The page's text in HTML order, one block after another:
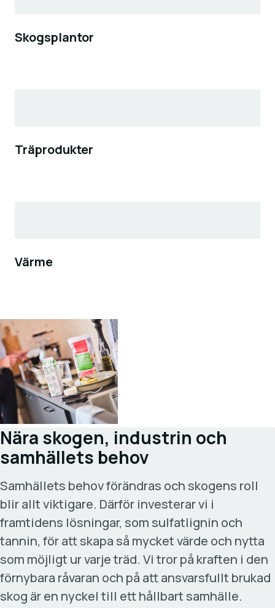
Skogsplantor
Träprodukter
Värme
Nära skogen, industrin och
samhällets behov
Samhällets behov förändras och skogens roll
blir allt viktigare. Därför investerar vi i
framtidens lösningar, som sulfatlignin och
tannin, för att skapa så mycket värde och nytta
som möjligt ur varje träd. Vi tror på kraften i den
förnybara råvaran och på att ansvarsfullt brukad
skog är en nyckel till ett hållbart samhälle.